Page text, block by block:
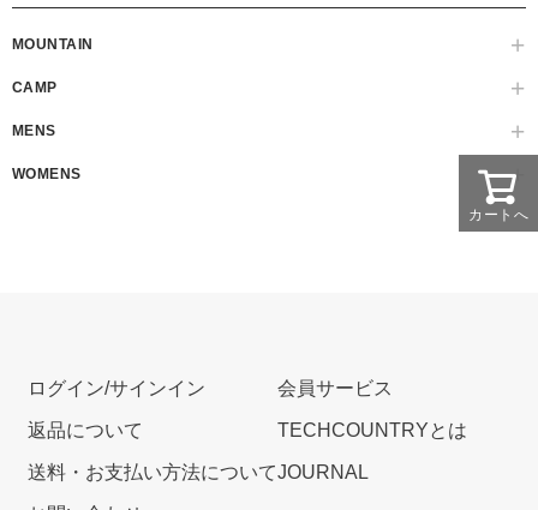
MOUNTAIN
CAMP
MENS
WOMENS
カートへ
ログイン/サインイン
返品について
送料・お支払い方法について
会員サービス
TECHCOUNTRYとは
JOURNAL